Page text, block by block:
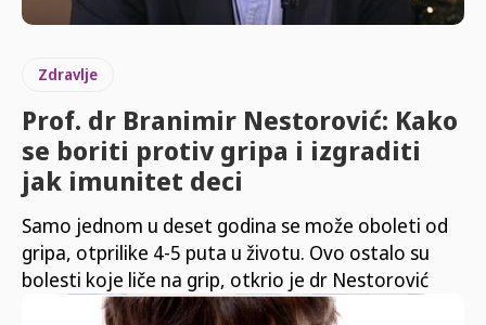
Zdravlje
Prof. dr Branimir Nestorović: Kako
se boriti protiv gripa i izgraditi
jak imunitet deci
Samo jednom u deset godina se može oboleti od
gripa, otprilike 4-5 puta u životu. Ovo ostalo su
bolesti koje liče na grip, otkrio je dr Nestorović